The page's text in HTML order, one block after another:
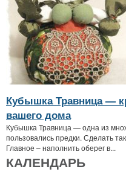
Кубышка Травница —
вашего дома
Кубышка Травница — одна из
пользовались предки. Сделать
Главное – наполнить оберег в...
КАЛЕНДАРЬ